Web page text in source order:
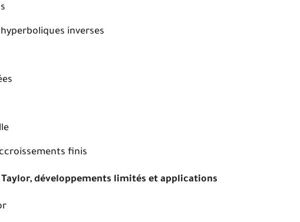
inverses
finis
Taylor, développements limités et applications